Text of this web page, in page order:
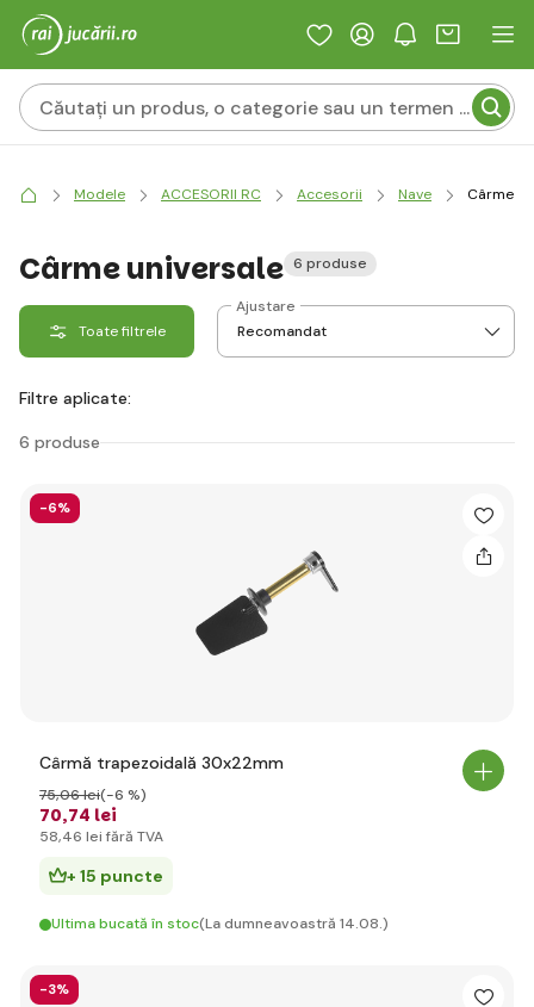
Modele ACCESORII RC Accesorii Nave Cârme
Cârme universale 6 produse
Toate filtrele
Ajustare
Filtre aplicate:
6 produse
-6%
Cârmă trapezoidală 30x22mm
70,74 lei
75,06 lei(-6 %)
58,46 lei fără TVA
+ 15 puncte
Ultima bucată în stoc(La dumneavoastră 14.08.)
-3%